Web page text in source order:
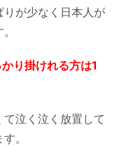
が少なく日本人が
り掛けれる方は1
泣く泣く放置して
。